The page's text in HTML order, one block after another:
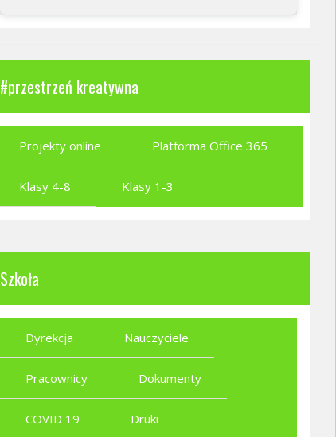
#przestrzeń kreatywna
Projekty online Platforma Office 365
Klasy 4-8 Klasy 1-3
Szkoła
Dyrekcja Nauczyciele
Pracownicy Dokumenty
COVID 19 Druki